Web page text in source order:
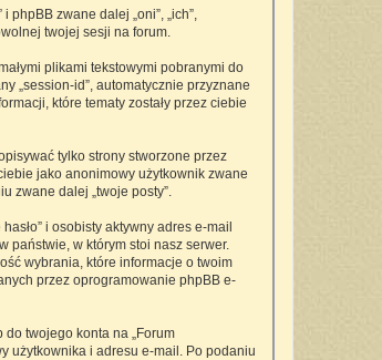
phpBB zwane dalej „oni”, „ich”,
twojej sesji na forum.
plikami tekstowymi pobranymi do
„session-id”, automatycznie przyznane
które tematy zostały przez ciebie
tylko strony stworzone przez
jako anonimowy użytkownik zwane
zwane dalej „twoje posty”.
i osobisty aktywny adres e-mail
państwie, w którym stoi nasz serwer.
wybrania, które informacje o twoim
przez oprogramowanie phpBB e-
twojego konta na „Forum
użytkownika i adresu e-mail. Po podaniu